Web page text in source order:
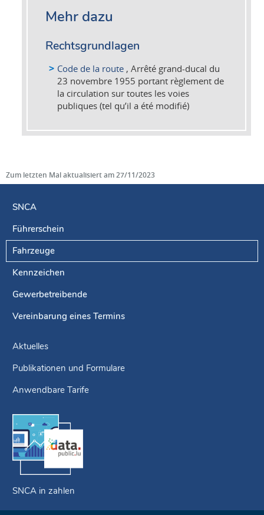
Mehr dazu
Rechtsgrundlagen
Code de la route , Arrêté grand-ducal du
23 novembre 1955 portant règlement de
la circulation sur toutes les voies
publiques (tel qu’il a été modifié)
Zum letzten Mal aktualisiert am27/11/2023
Navigationsmenü
SNCA
Führerschein
Fahrzeuge
Kennzeichen
Gewerbetreibende
Vereinbarung eines Termins
Aktuelles
Publikationen und Formulare
Anwendbare Tarife
SNCA in zahlen